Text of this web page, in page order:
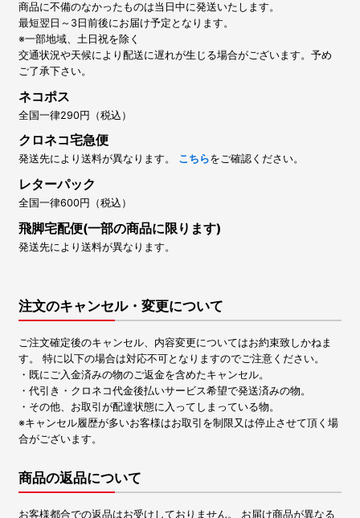
商品に不備のなかったものは当日中に発送いたします。
最短翌日～3日前後にお届け予定となります。
※一部地域、土日祝を除く
交通状況や天候により配送に遅れが生じる場合がございます。予め
ご了承下さい。
ネコポス
全国一律290円（税込）
クロネコ宅急便
発送先により送料が異なります。 こちらをご確認ください。
レターパック
全国一律600円（税込）
飛脚宅配便(一部の商品に限ります)
発送先により送料が異なります。
注文のキャンセル・変更について
ご注文確定後のキャンセル、内容変更についてはお約束致しかねま
す。 特に以下の場合は対応不可となりますのでご注意ください。
・既にご入金済みの物のご返金を含めたキャンセル。
・代引き・クロネコ代金後払いサービス希望で発送済みの物。
・その他、お取引が配達状態に入ってしまっている物。
※キャンセル履歴が多いお客様はお取引を制限又は停止させて頂く場
合がございます。
商品の返品について
お客様都合での返品はお受けしておりません。 お届け商品が異なる